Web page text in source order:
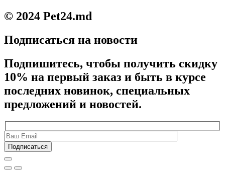
© 2024 Pet24.md
Подписаться на новости
Подпишитесь, чтобы получить скидку
10% на первый заказ и быть в курсе
последних новинок, специальных
предложений и новостей.